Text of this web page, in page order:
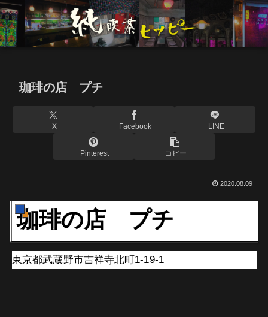
珈琲の店 プチ
X Facebook LINE
Pinterest コピー
2020.08.09
珈琲の店 プチ
東京都武蔵野市吉祥寺北町1-19-1